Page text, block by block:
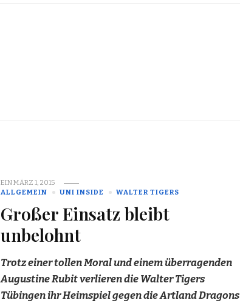
EINMÄRZ 1, 2015
ALLGEMEIN
UNI INSIDE WALTER TIGERS
Großer Einsatz bleibt
unbelohnt
Trotz einer tollen Moral und einem überragenden
Augustine Rubit verlieren die Walter Tigers
Tübingen ihr Heimspiel gegen die Artland Dragons